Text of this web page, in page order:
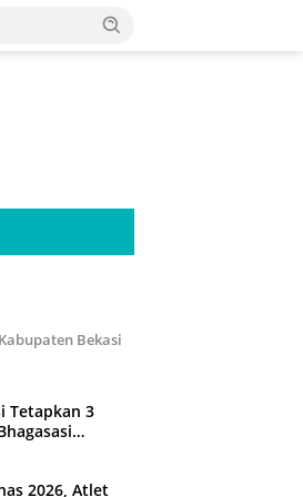
Bekasi
Tetapkan 3
2026, Atlet